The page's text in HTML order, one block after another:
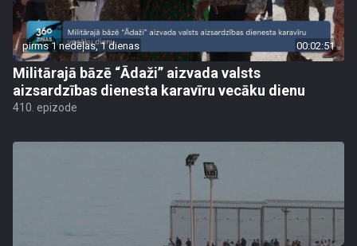
pirms 1 nedēļas, 1 dienas 00:02:51
Militārajā bāzē “Ādaži” aizvada valsts
aizsardzības dienesta karavīru vecāku dienu
410. epizode